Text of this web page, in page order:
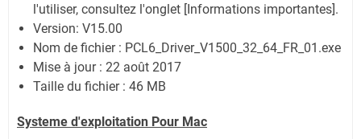
l'utiliser, consultez l'onglet [Informations importantes].
Version: V15.00
Nom de fichier : PCL6_Driver_V1500_32_64_FR_01.exe
Mise à jour : 22 août 2017
Taille du fichier : 46 MB
Systeme d'exploitation Pour Mac